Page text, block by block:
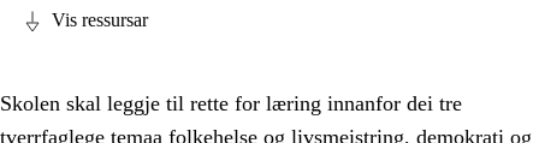
Vis ressursar
Skolen skal leggje til rette for læring innanfor dei tre
tverrfaglege temaa folkehelse og livsmeistring, demokrati og